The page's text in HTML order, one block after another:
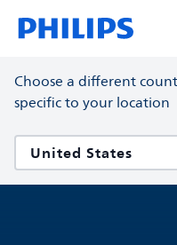
Choose a different
specific to your location